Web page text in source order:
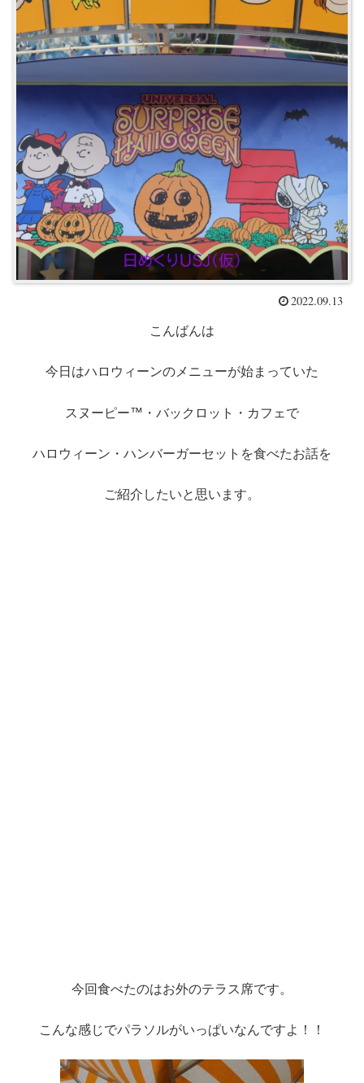
2022.09.13
こんばんは
今日はハロウィーンのメニューが始まっていた
スヌーピー™・バックロット・カフェで
ハロウィーン・ハンバーガーセットを食べたお話を
ご紹介したいと思います。
今回食べたのはお外のテラス席です。
こんな感じでパラソルがいっぱいなんですよ！！